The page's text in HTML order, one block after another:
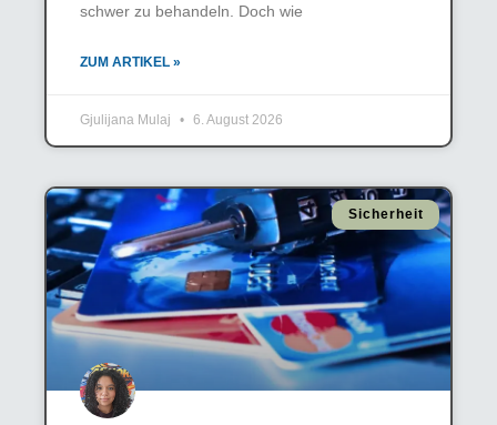
schwer zu behandeln. Doch wie
ZUM ARTIKEL »
Gjulijana Mulaj 6. August 2026
Sicherheit